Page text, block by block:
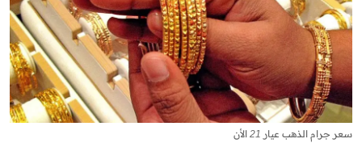
سعر جرام الذهب عيار 21 الأن